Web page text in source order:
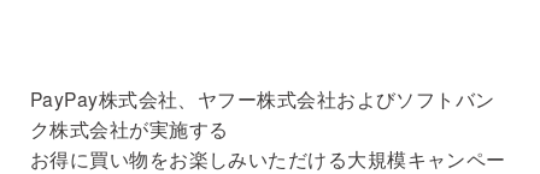
PayPay株式会社、ヤフー株式会社およびソフトバン
ク株式会社が実施する
お得に買い物をお楽しみいただける大規模キャンペー